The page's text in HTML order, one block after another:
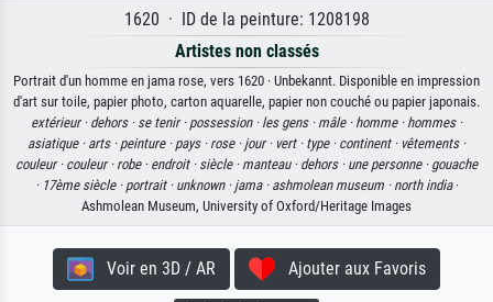
1620 · ID de la peinture: 1208198
Artistes non classés
Portrait d'un homme en jama rose, vers 1620 · Unbekannt. Disponible en impression
d'art sur toile, papier photo, carton aquarelle, papier non couché ou papier japonais.
extérieur · dehors · se tenir · possession · les gens · mâle · homme · hommes ·
asiatique · arts · peinture · pays · rose · jour · vert · type · continent · vêtements ·
couleur · couleur · robe · endroit · siècle · manteau · dehors · une personne · gouache
· 17ème siècle · portrait · unknown · jama · ashmolean museum · north india·
Ashmolean Museum, University of Oxford/Heritage Images
Voir en 3D / AR Ajouter aux Favoris